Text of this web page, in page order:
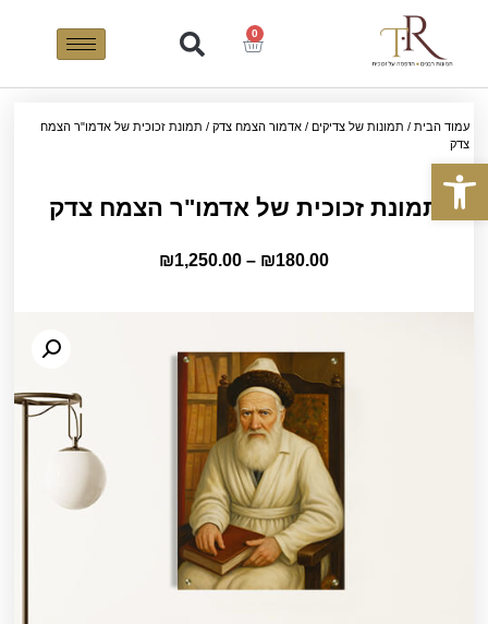
פתח סרגל נגישות
0
עמוד הבית / תמונות של צדיקים /אדמור הצמח צדק / תמונת זכוכית של אדמו"ר הצמח
צדק
תמונת זכוכית של אדמו"ר הצמח צדק
₪180.00
–
₪1,250.00